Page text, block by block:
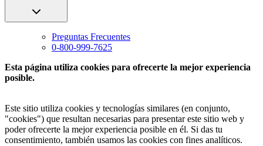
Preguntas Frecuentes
0-800-999-7625
Esta página utiliza cookies para ofrecerte la mejor experiencia
posible.
Este sitio utiliza cookies y tecnologías similares (en conjunto,
"cookies") que resultan necesarias para presentar este sitio web y
poder ofrecerte la mejor experiencia posible en él. Si das tu
consentimiento, también usamos las cookies con fines analíticos.